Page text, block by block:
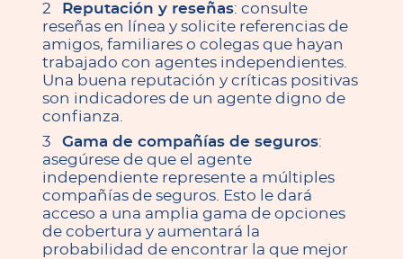
Reputación y reseñas: consulte
reseñas en línea y solicite referencias de
amigos, familiares o colegas que hayan
trabajado con agentes independientes.
Una buena reputación y críticas positivas
son indicadores de un agente digno de
confianza.
Gama de compañías de seguros:
asegúrese de que el agente
independiente represente a múltiples
compañías de seguros. Esto le dará
acceso a una amplia gama de opciones
de cobertura y aumentará la
probabilidad de encontrar la que mejor